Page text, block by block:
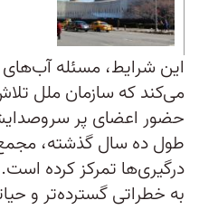
این شرایط، مسئله
می‌کند که سازمان ملل
حضور اعضای پر
طول ده سال گذشته،
درگیری‌ها تمرکز کرده
به خطراتی گسترده‌تر و